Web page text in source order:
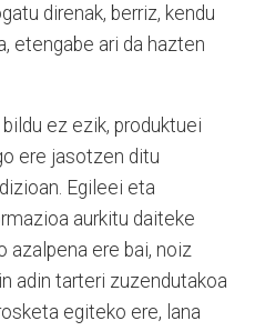
direnak, berriz, kendu
etengabe ari da hazten
ez ezik, produktuei
ere jasotzen ditu
Egileei eta
aurkitu daiteke
azalpena ere bai, noiz
adin tarteri zuzendutakoa
egiteko ere, lana